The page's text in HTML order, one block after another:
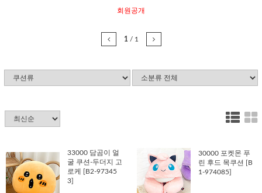
회원공개
1 / 1
33000 담곰이 얼
굴 쿠션-두더지 고
로케 [B2-97345
3]
30000 포켓몬 푸
린 후드 목쿠션 [B
1-974085]